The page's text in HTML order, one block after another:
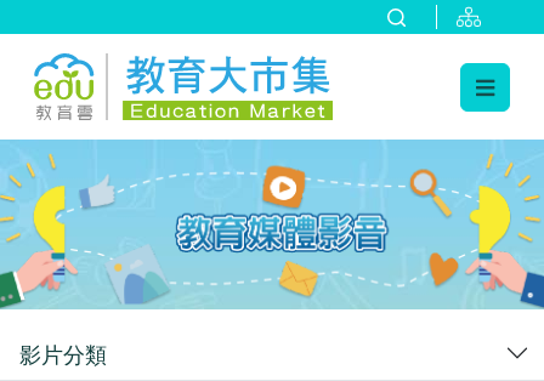
:::
影片分類